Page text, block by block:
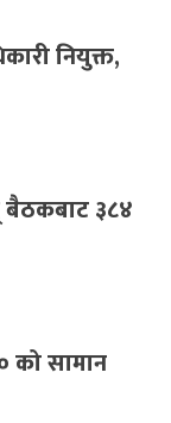
नियुक्त,
बैठकबाट ३८४
को सामान